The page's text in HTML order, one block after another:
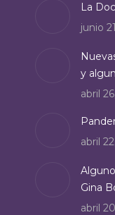
window
La
junio
y
abril
abril
Gina
abril